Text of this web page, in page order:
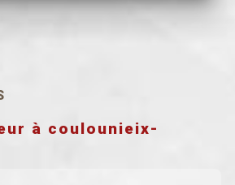
à coulounieix-